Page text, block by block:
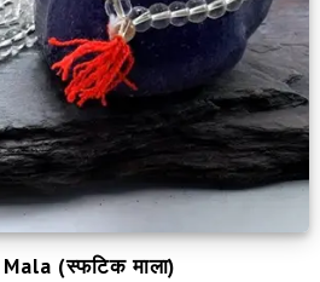
(स्फटिक माला)